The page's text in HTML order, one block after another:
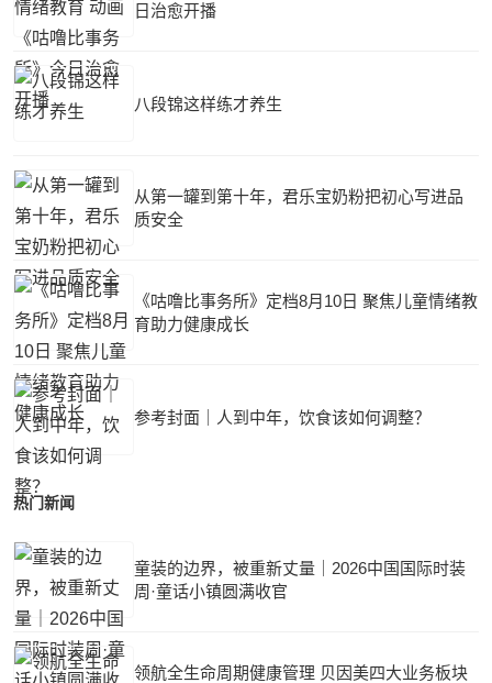
日治愈开播
八段锦这样练才养生
从第一罐到第十年，君乐宝奶粉把初心写进品
质安全
《咕噜比事务所》定档8月10日 聚焦儿童情绪教
育助力健康成长
参考封面｜人到中年，饮食该如何调整？
热门新闻
童装的边界，被重新丈量｜2026中国国际时装
周·童话小镇圆满收官
领航全生命周期健康管理 贝因美四大业务板块